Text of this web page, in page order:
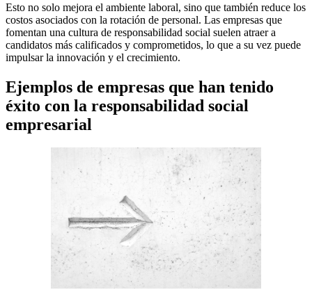
Esto no solo mejora el ambiente laboral, sino que también reduce los
costos asociados con la rotación de personal. Las empresas que
fomentan una cultura de responsabilidad social suelen atraer a
candidatos más calificados y comprometidos, lo que a su vez puede
impulsar la innovación y el crecimiento.
Ejemplos de empresas que han tenido
éxito con la responsabilidad social
empresarial